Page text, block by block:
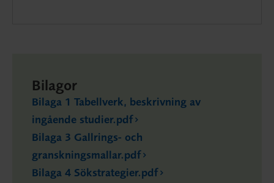
Bilagor
Bilaga 1 Tabellverk, beskrivning av
ingående studier.pdf
Bilaga 3 Gallrings- och
granskningsmallar.pdf
Bilaga 4 Sökstrategier.pdf